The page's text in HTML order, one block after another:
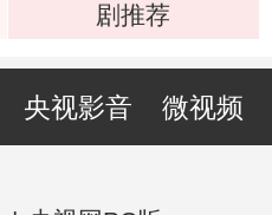
剧推荐
央视影音 微视频